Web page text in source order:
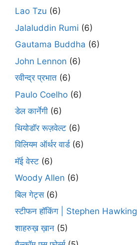
Lao Tzu (6)
Jalaluddin Rumi (6)
Gautama Buddha (6)
John Lennon (6)
रवीन्द्र प्रभात (6)
Paulo Coelho (6)
डेल कार्नेगी (6)
थियोडॉर रूज़वेल्ट (6)
विलियम ऑर्थर वार्ड(6)
मॅई वेस्ट (6)
Woody Allen (6)
बिल गेट्स(6)
स्टीफन हॉकिंग | Stephen Hawking
शाहरुख़ ख़ान (5)